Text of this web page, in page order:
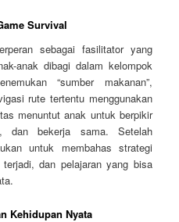
Survival
sebagai fasilitator yang
anak dibagi dalam kelompok
“sumber makanan”,
rute tertentu menggunakan
menuntut anak untuk berpikir
dan bekerja sama. Setelah
untuk membahas strategi
dan pelajaran yang bisa
Kehidupan Nyata